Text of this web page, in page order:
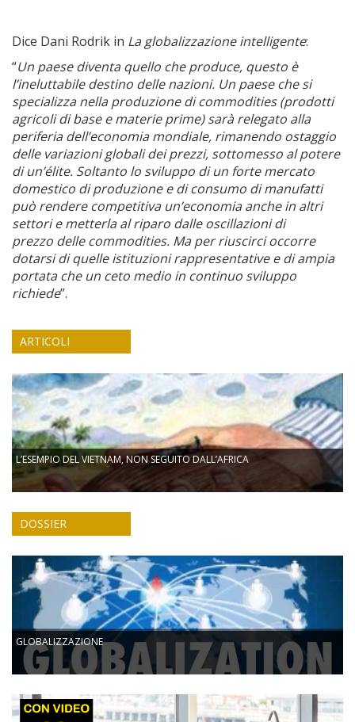
Dice Dani Rodrik in La globalizzazione intelligente:
“Un paese diventa quello che produce, questo è
l’ineluttabile destino delle nazioni. Un paese che si
specializza nella produzione di commodities (prodotti
agricoli di base e materie prime) sarà relegato alla
periferia dell’economia mondiale, rimanendo ostaggio
delle variazioni globali dei prezzi, sottomesso al potere
di un’élite. Soltanto lo sviluppo di un forte mercato
domestico di produzione e di consumo di manufatti
può rendere competitiva un’economia anche in altri
settori e metterla al riparo dalle oscillazioni di
prezzo delle commodities. Ma per riuscirci occorre
dotarsi di quelle istituzioni rappresentative e di ampia
portata che un ceto medio in continuo sviluppo
richiede”.
ARTICOLI
L’ESEMPIO DEL VIETNAM, NON SEGUITO DALL’AFRICA
DOSSIER
GLOBALIZZAZIONE